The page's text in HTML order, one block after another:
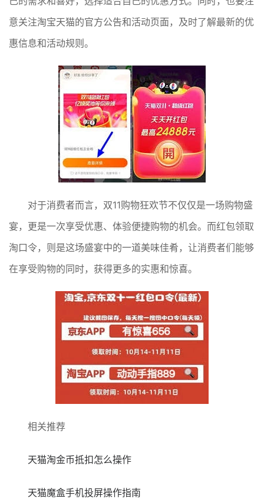
意关注淘宝天猫的官方公告和活动页面，及时了解最新的优
惠信息和活动规则。
对于消费者而言，双11购物狂欢节不仅仅是一场购物盛
宴，更是一次享受优惠、体验便捷购物的机会。而红包领取
淘口令，则是这场盛宴中的一道美味佳肴，让消费者们能够
在享受购物的同时，获得更多的实惠和惊喜。
相关推荐
天猫淘金币抵扣怎么操作
天猫魔盒手机投屏操作指南